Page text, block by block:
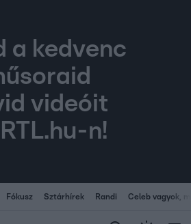
a kedvenc
videóit
n!
Fókusz Sztárhírek Randi Celeb vagyok,